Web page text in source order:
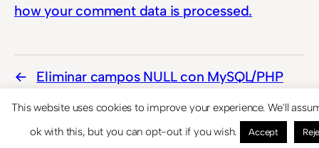
how your comment data is processed.
Eliminar campos NULL con MySQL/PHP
This website uses cookies to improve your experience. We'll
ok with this, but you can opt-out if you wish.
Accept